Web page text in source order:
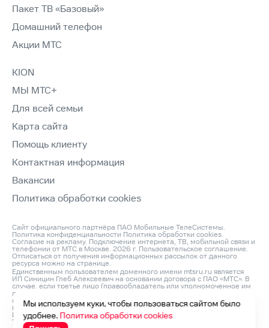
Пакет ТВ «Базовый»
Домашний телефон
Акции МТС
KION
МЫ МТС+
Для всей семьи
Карта сайта
Помощь клиенту
Контактная информация
Вакансии
Политика обработки cookies
Сайт официального партнёра ПАО Мобильные ТелеСистемы.
Политика конфиденциальности Политика обработки cookies.
Согласие на рекламу. Подключение интернета, ТВ, мобильной связи и
телефонии от МТС в Москве. 2026 г. Пользовательское соглашение.
Отписаться от получения информационных рассылок от данного
ресурса можно на странице.
Единственным пользователем доменного имени mtsru.ru является
ИП Синицин Глеб Алексеевич на основании договора с ПАО «МТС». В
случае, если третье лицо (правообладатель или уполномоченное им
лицо) считает, что его права на объект интеллектуальной
собственности нарушаются, он может направить претензию
по адресу: ИП Синицин Глеб Алексеевич, ОГРНИП: 312760420200042,
ИНН: 760411045260, Юр. Адрес 150046, Россия, Ярославль г,
Титова ул, д. 14 корп 3, оф.кв. 54 и по e‑mail:
Мы используем куки, чтобы пользоваться сайтом было
удобнее. Политика обработки cookies